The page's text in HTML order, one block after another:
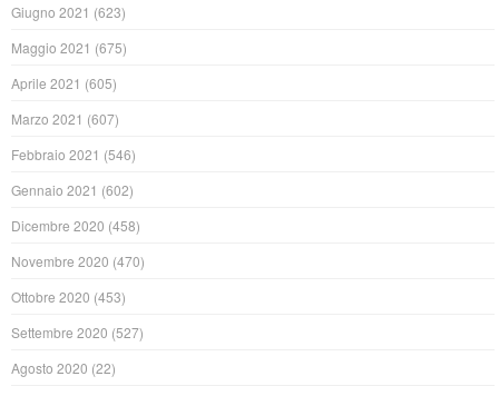
Giugno 2021 (623)
Maggio 2021 (675)
Aprile 2021 (605)
Marzo 2021 (607)
Febbraio 2021 (546)
Gennaio 2021 (602)
Dicembre 2020 (458)
Novembre 2020 (470)
Ottobre 2020 (453)
Settembre 2020 (527)
Agosto 2020 (22)